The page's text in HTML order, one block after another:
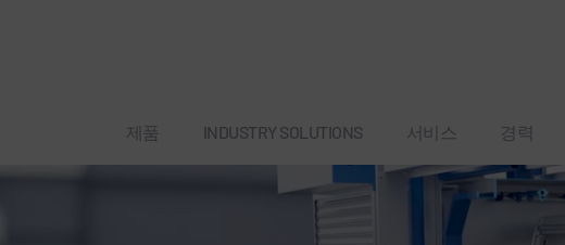
제품 INDUSTRY SOLUTIONS 서비스 경력